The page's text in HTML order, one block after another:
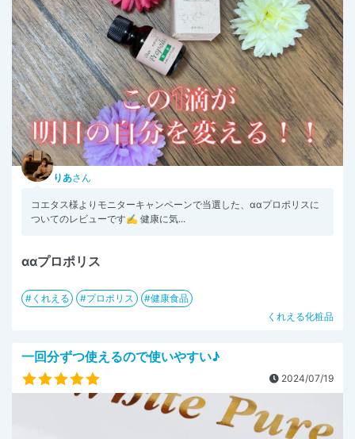
りあさん
コエタス様よりモニターキャンペーンで当選した、α‬α‬プロポリスに
ついてのレビューです✍️ 健康に気...
ααプロポリス
くれえる プロポリス
健康食品
くれえる化粧品
一回分ずつ使えるので使いやすい♪
2024/07/19